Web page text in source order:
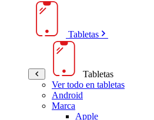
Tabletas
Tabletas
Ver todo en tabletas
Android
Marca
Apple